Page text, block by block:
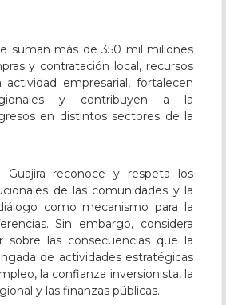
suman más de 350 mil millones
y contratación local, recursos
empresarial, fortalecen
y contribuyen a la
en distintos sectores de la
reconoce y respeta los
de las comunidades y la
como mecanismo para la
Sin embargo, considera
sobre las consecuencias que la
de actividades estratégicas
la confianza inversionista, la
y las finanzas públicas.